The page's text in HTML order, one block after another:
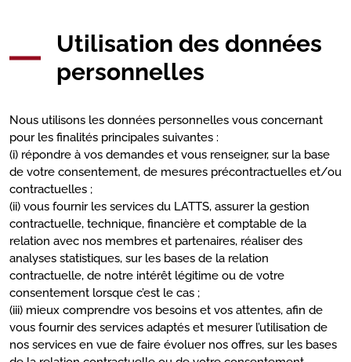
Utilisation des données
personnelles
Nous utilisons les données personnelles vous concernant
pour les finalités principales suivantes :
(i) répondre à vos demandes et vous renseigner, sur la base
de votre consentement, de mesures précontractuelles et/ou
contractuelles ;
(ii) vous fournir les services du LATTS, assurer la gestion
contractuelle, technique, financière et comptable de la
relation avec nos membres et partenaires, réaliser des
analyses statistiques, sur les bases de la relation
contractuelle, de notre intérêt légitime ou de votre
consentement lorsque c’est le cas ;
(iii) mieux comprendre vos besoins et vos attentes, afin de
vous fournir des services adaptés et mesurer l’utilisation de
nos services en vue de faire évoluer nos offres, sur les bases